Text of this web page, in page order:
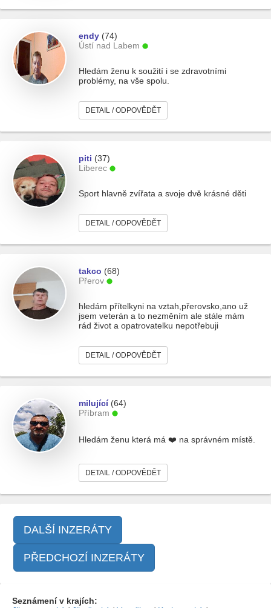
endy (74)
Ústí nad Labem
Hledám ženu k soužití i se zdravotními
problémy, na vše spolu.
DETAIL / ODPOVĚDĚT
piti (37)
Liberec
Sport hlavně zvířata a svoje dvě krásné děti
DETAIL / ODPOVĚDĚT
takco (68)
Přerov
hledám přítelkyni na vztah,přerovsko,ano už
jsem veterán a to nezměním ale stále mám
rád život a opatrovatelku nepotřebuji
DETAIL / ODPOVĚDĚT
milující(64)
Příbram
Hledám ženu která má ❤️ na správném místě.
DETAIL / ODPOVĚDĚT
DALŠÍ INZERÁTY
PŘEDCHOZÍ INZERÁTY
Seznámení v krajích: